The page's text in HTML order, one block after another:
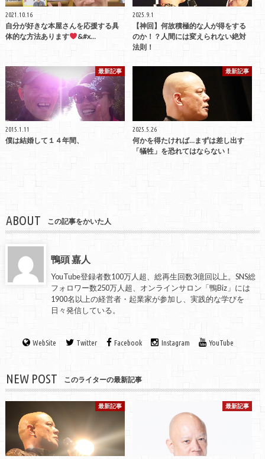
2021.10.16
自分が好きな本屋さんを応援する具
体的な方法あります
&#x…
2025.9.1
【神回】何故積極的な人が得をする
のか！？人間には変えられない絶対
法則！
最新記事
2015.1.11
僕は結婚して１４年間、
最新記事
2025.5.26
何かを得たければ…まずは差し出す
「犠牲」を恐れてはならない！
ABOUT この記事をかいた人
鴨頭 嘉人
YouTube登録者数100万人超、総再生回数3億回以上。SNS総
フォロワー数250万人超、オンラインサロン「鴨Biz」には
1900名以上の経営者・起業家が参加し、実践的な学びを
日々発信している。
WebSite Twitter Facebook Instagram YouTube
NEW POST このライターの最新記事
最新記事 最新記事